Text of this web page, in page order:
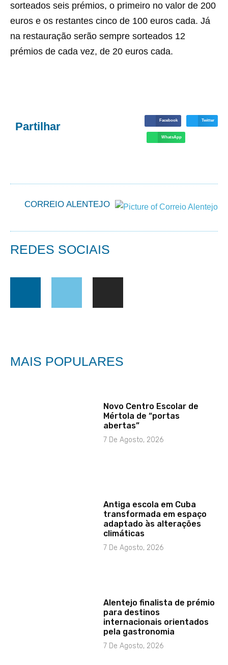
sorteados seis prémios, o primeiro no valor de 200
euros e os restantes cinco de 100 euros cada. Já
na restauração serão sempre sorteados 12
prémios de cada vez, de 20 euros cada.
Partilhar Facebook Twitter
WhatsApp
CORREIO ALENTEJO
REDES SOCIAIS
MAIS POPULARES
Novo Centro Escolar de
Mértola de “portas
abertas”
7 De Agosto, 2026
Antiga escola em Cuba
transformada em espaço
adaptado às alterações
climáticas
7 De Agosto, 2026
Alentejo finalista de prémio
para destinos
internacionais orientados
pela gastronomia
7 De Agosto, 2026